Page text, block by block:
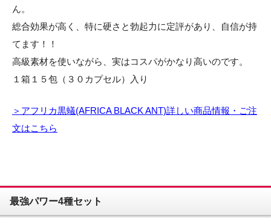
ん。
総合効果が高く、特に硬さと勃起力に定評があり、自信が持
てます！！
高級素材を使いながら、実はコスパがかなり高いのです。
１箱１５包（３０カプセル）入り
＞アフリカ黒蟻(AFRICA BLACK ANT)詳しい商品情報・ご注
文はこちら
最強パワー4種セット